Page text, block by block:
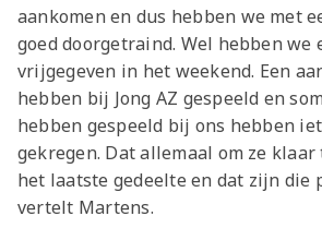
aankomen en dus hebben we met
goed doorgetraind. Wel hebben we
vrijgegeven in het weekend. Een
hebben bij Jong AZ gespeeld en
hebben gespeeld bij ons hebben
gekregen. Dat allemaal om ze klaar
het laatste gedeelte en dat zijn die
vertelt Martens.